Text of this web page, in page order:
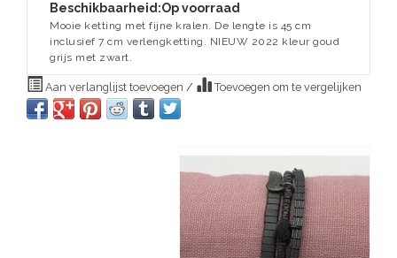
Beschikbaarheid:Op voorraad
Mooie ketting met fijne kralen. De lengte is 45 cm
inclusief 7 cm verlengketting. NIEUW 2022 kleur goud
grijs met zwart.
Aan verlanglijst toevoegen / Toevoegen om te vergelijken